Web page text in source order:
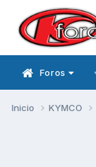
Foros
Inicio KYMCO